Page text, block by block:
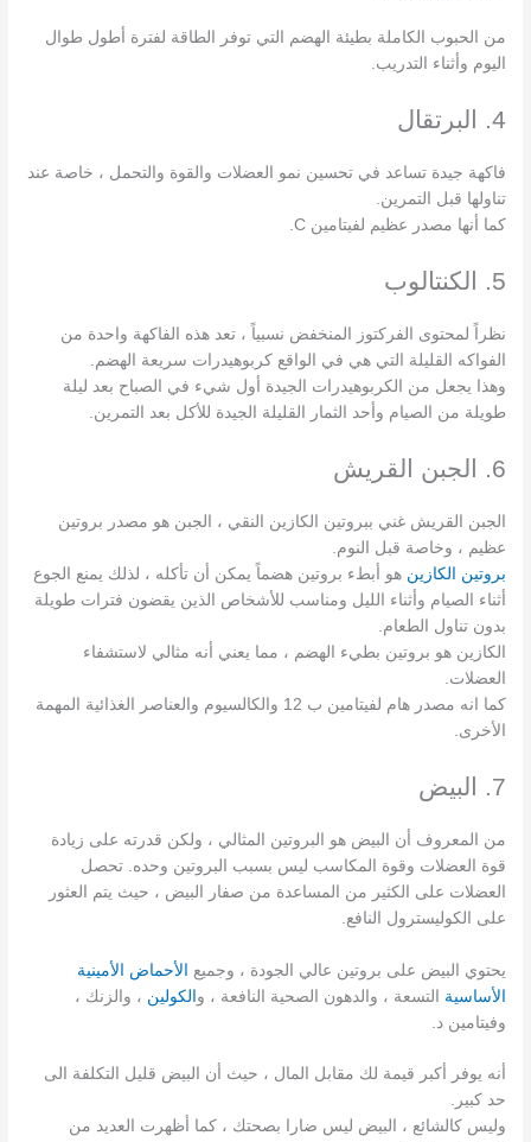
من الحبوب الكاملة بطيئة الهضم التي توفر الطاقة لفترة أطول طوال
اليوم وأثناء التدريب.
4. البرتقال
فاكهة جيدة تساعد في تحسين نمو العضلات والقوة والتحمل ، خاصة عند
تناولها قبل التمرين.
كما أنها مصدر عظيم لفيتامين C.
5. الكنتالوب
نظراً لمحتوى الفركتوز المنخفض نسبياً ، تعد هذه الفاكهة واحدة من
الفواكه القليلة التي هي في الواقع كربوهيدرات سريعة الهضم.
وهذا يجعل من الكربوهيدرات الجيدة أول شيء في الصباح بعد ليلة
طويلة من الصيام وأحد الثمار القليلة الجيدة للأكل بعد التمرين.
6. الجبن القريش
الجبن القريش غني ببروتين الكازين النقي ، الجبن هو مصدر بروتين
عظيم ، وخاصة قبل النوم.
بروتين الكازين هو أبطء بروتين هضماً يمكن أن تأكله ، لذلك يمنع الجوع
أثناء الصيام وأثناء الليل ومناسب للأشخاص الذين يقضون فترات طويلة
بدون تناول الطعام.
الكازين هو بروتين بطيء الهضم ، مما يعني أنه مثالي لاستشفاء
العضلات.
كما انه مصدر هام لفيتامين ب 12 والكالسيوم والعناصر الغذائية المهمة
الأخرى.
7. البيض
من المعروف أن البيض هو البروتين المثالي ، ولكن قدرته على زيادة
قوة العضلات وقوة المكاسب ليس بسبب البروتين وحده. تحصل
العضلات على الكثير من المساعدة من صفار البيض ، حيث يتم العثور
على الكوليسترول النافع.
يحتوي البيض على بروتين عالي الجودة ، وجميع الأحماض الأمينية
الأساسية التسعة ، والدهون الصحية النافعة ، والكولين ، والزنك ،
وفيتامين د.
أنه يوفر أكبر قيمة لك مقابل المال ، حيث أن البيض قليل التكلفة الى
حد كبير.
وليس كالشائع ، البيض ليس ضارا بصحتك ، كما أظهرت العديد من